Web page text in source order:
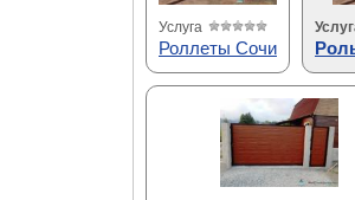
Услуга
Роллеты Сочи